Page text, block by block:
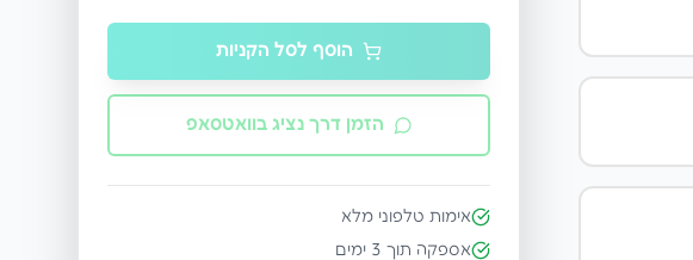
הוסף לסל הקניות
הזמן דרך נציג בוואטסאפ
אימות טלפוני מלא
אספקה תוך 3 ימים